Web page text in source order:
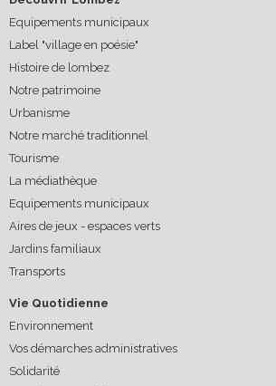
Equipements municipaux
Label "village en poésie"
Histoire de lombez
Notre patrimoine
Urbanisme
Notre marché traditionnel
Tourisme
La médiathèque
Equipements municipaux
Aires de jeux - espaces verts
Jardins familiaux
Transports
Vie Quotidienne
Environnement
Vos démarches administratives
Solidarité